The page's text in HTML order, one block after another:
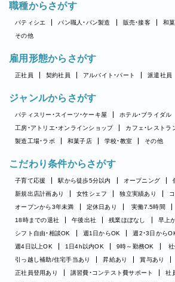
職種からさがす
パティシエ パン職人・パン製造 販売・接客 和
その他
雇用形態からさがす
正社員 契約社員 アルバイト・パート 派遣社員
ジャンルからさがす
パティスリー・スイーツ・ケーキ屋
ホテル・ブライダル
工房・アトリエ・オンラインショップ
カフェ・レストラ
製造工場・ラボ
和菓子店 学校・教室 その他
こだわり条件からさがす
子育て応援 駅から徒歩5分以内 オープニング
新規出店計画あり
女性シェフ 独立実績あり
オープンから3年未満
定休日あり 実働7.5時間
18時までの退社
午後出社 残業ほぼなし 早上
シフト自由・相談OK
週1日からOK
週2・3日から
週4日以上OK
1日4h以内OK 9時～勤務OK
引っ越し補助/住宅手当あり
昇給あり 賞与あり
正社員登用あり
講習費・コンテスト費サポート
社